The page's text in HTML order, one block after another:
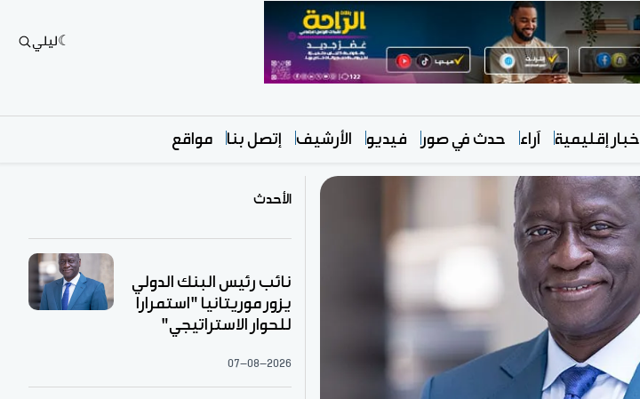
ليلي
أخبار إقليمية آراء حدث في صور فيديو الأرشيف إتصل بنا مواقع
الأحدث
نائب رئيس البنك الدولي
يزور موريتانيا "استمرارا
للحوار الاستراتيجي"
07-08-2026